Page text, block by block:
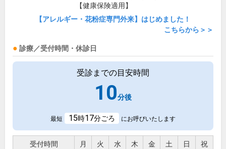
【健康保険適用】
【アレルギー・花粉症専門外来】はじめました！
こちらから＞＞
診療／受付時間・休診日
受診までの目安時間
10分後
最短 15時17分ごろ にお呼びいたします
受付時間 月 火 水 木 金 土 日 祝